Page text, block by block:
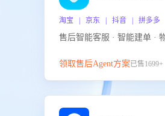
淘宝 | 京东 | 抖音 | 拼多多
领取售后Agent方案已售1699+